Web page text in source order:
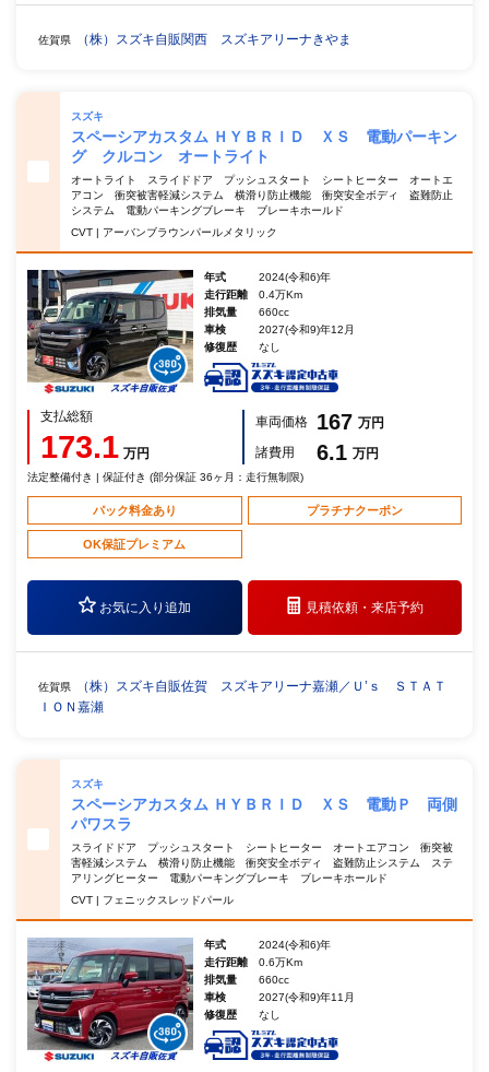
佐賀県 （株）スズキ自販関西 スズキアリーナきやま
スズキ
スペーシアカスタム ＨＹＢＲＩＤ ＸＳ 電動パーキン
グ クルコン オートライト
オートライト スライドドア プッシュスタート シートヒーター オートエ
アコン 衝突被害軽減システム 横滑り防止機能 衝突安全ボディ 盗難防止
システム 電動パーキングブレーキ ブレーキホールド
CVT | アーバンブラウンパールメタリック
年式
2024(令和6)年
走行距離
0.4万Km
排気量
660cc
車検
2027(令和9)年12月
修復歴
なし
支払総額
173.1 万円
車両価格 167 万円
諸費用
6.1 万円
法定整備付き | 保証付き (部分保証 36ヶ月：走行無制限)
パック料金あり プラチナクーポン
OK保証プレミアム
お気に入り追加 見積依頼・来店予約
佐賀県
（株）スズキ自販佐賀 スズキアリーナ嘉瀬／Ｕ’ｓ ＳＴＡＴ
ＩＯＮ嘉瀬
スズキ
スペーシアカスタム ＨＹＢＲＩＤ ＸＳ 電動Ｐ 両側
パワスラ
スライドドア プッシュスタート シートヒーター オートエアコン 衝突被
害軽減システム 横滑り防止機能 衝突安全ボディ 盗難防止システム ステ
アリングヒーター 電動パーキングブレーキ ブレーキホールド
CVT | フェニックスレッドパール
年式
2024(令和6)年
走行距離
0.6万Km
排気量
660cc
車検
2027(令和9)年11月
修復歴
なし